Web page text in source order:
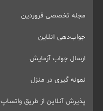
مجله تخصصی فروردین
جواب‌دهی آنلاین
ارسال جواب آزمایش
نمونه گیری در منزل
پذیرش آنلاین از طریق واتساپ